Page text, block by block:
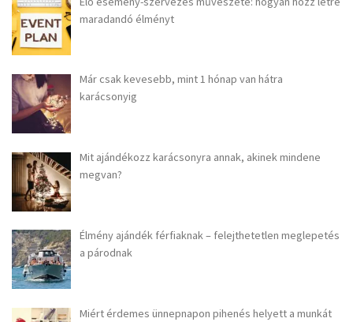
maradandó élményt
Már csak kevesebb, mint 1 hónap van hátra
karácsonyig
Mit ajándékozz karácsonyra annak, akinek mindene
megvan?
Élmény ajándék férfiaknak – felejthetetlen meglepetés
a párodnak
Miért érdemes ünnepnapon pihenés helyett a munkát